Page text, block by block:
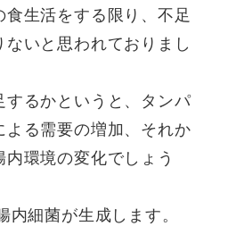
生活をする限り、不足
いと思われておりまし
するかというと、タンパ
よる需要の増加、それか
環境の変化でしょう
内細菌が生成します。